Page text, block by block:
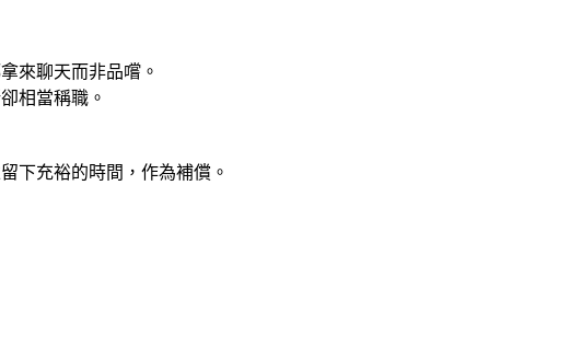
來聊天而非品嚐。
相當稱職。
下充裕的時間，作為補償。